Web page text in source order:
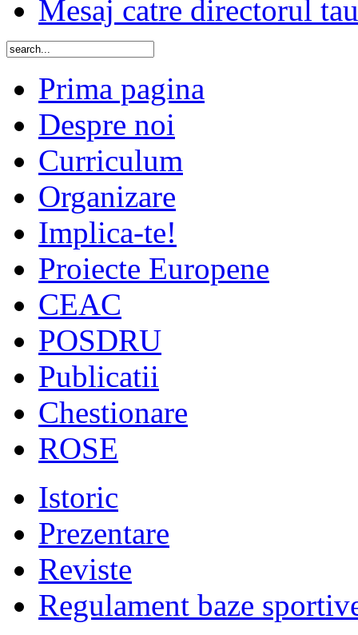
Mesaj catre directorul tau
Prima pagina
Despre noi
Curriculum
Organizare
Implica-te!
Proiecte Europene
CEAC
POSDRU
Publicatii
Chestionare
ROSE
Istoric
Prezentare
Reviste
Regulament baze